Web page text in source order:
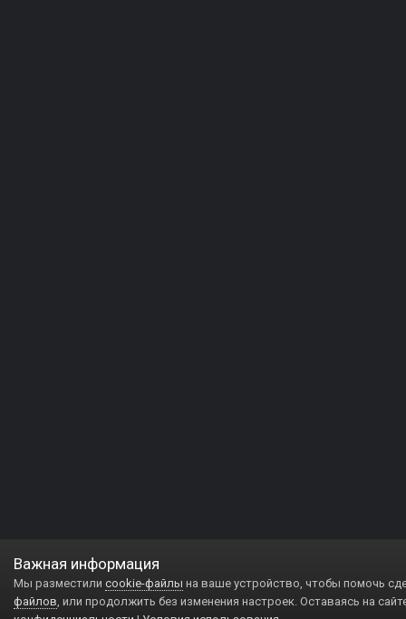
Важная информация
Мы разместили cookie-файлы на ваше устройство, чтобы помочь
файлов, или продолжить без изменения настроек. Оставаясь на